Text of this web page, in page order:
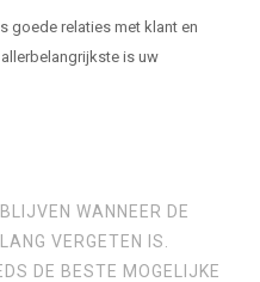
goede relaties met klant en
is uw
WANNEER DE
VERGETEN IS.
DE BESTE MOGELIJKE